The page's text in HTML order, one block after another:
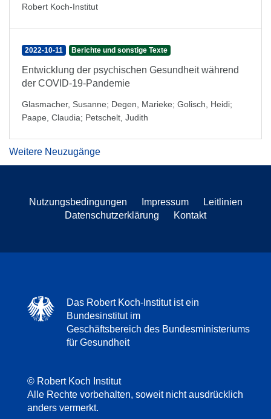
Robert Koch-Institut
2022-10-11 Berichte und sonstige Texte
Entwicklung der psychischen Gesundheit während
der COVID-19-Pandemie
Glasmacher, Susanne; Degen, Marieke; Golisch, Heidi;
Paape, Claudia; Petschelt, Judith
Weitere Neuzugänge
Nutzungsbedingungen Impressum
Leitlinien
Datenschutzerklärung
Kontakt
Das Robert Koch-Institut ist ein
Bundesinstitut im
Geschäftsbereich des Bundesministeriums
für Gesundheit
© Robert Koch Institut
Alle Rechte vorbehalten, soweit nicht ausdrücklich
anders vermerkt.